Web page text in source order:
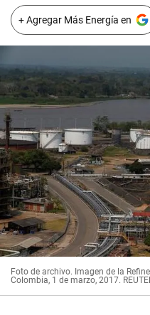
+ Agregar Más Energía en
Foto de archivo. Imagen de la
Colombia, 1 de marzo, 2017.